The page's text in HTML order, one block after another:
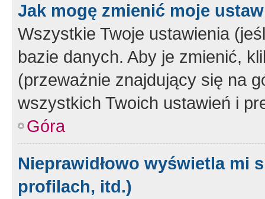
Jak mogę zmienić moje
Wszystkie Twoje ustawienia
bazie danych. Aby je zmienić,
(przeważnie znajdujący się na
wszystkich Twoich ustawień i
Góra
Nieprawidłowo wyświetla mi
profilach, itd.)